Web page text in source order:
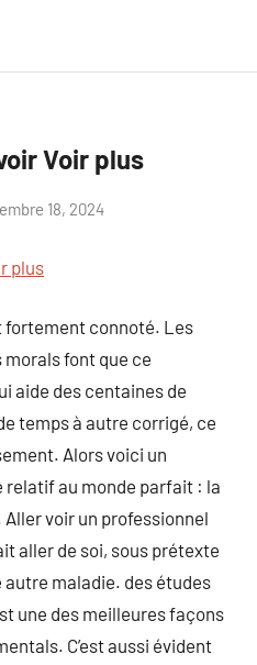
Voir plus
18, 2024
plus
fortement connoté. Les
font que ce
aide des centaines de
temps à autre corrigé, ce
Alors voici un
relatif au monde parfait : la
voir un professionnel
aller de soi, sous prétexte
maladie. des études
une des meilleures façons
C’est aussi évident